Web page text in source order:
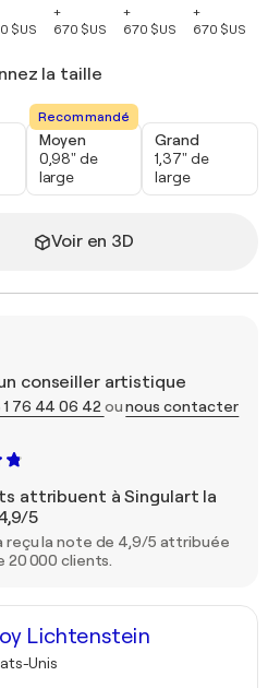
$US
+
670 $US
+
670 $US
+
670 $US
la taille
Recommandé
Moyen
0,98" de
large
Grand
1,37" de
large
Voir en 3D
conseiller artistique
1 76 44 06 42 ounous contacter
attribuent à Singulart la
5
reçu la note de 4,9/5 attribuée
20 000 clients.
Lichtenstein
Unis